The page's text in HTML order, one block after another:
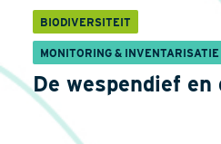
BIODIVERSITEIT
MONITORING & INVENTARISATIE
De wespendief